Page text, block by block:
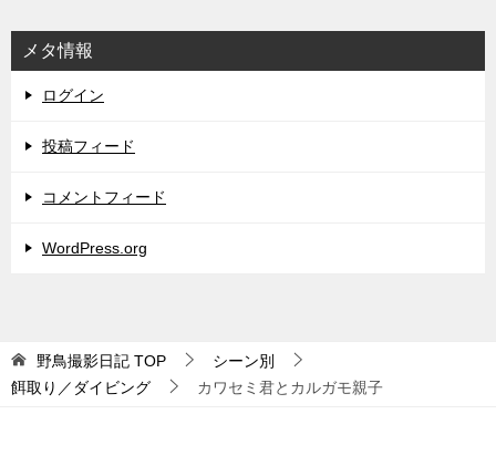
メタ情報
ログイン
投稿フィード
コメントフィード
WordPress.org
野鳥撮影日記 TOP
シーン別
餌取り／ダイビング
カワセミ君とカルガモ親子